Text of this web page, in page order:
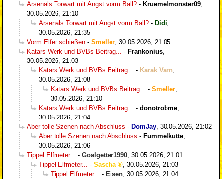
Arsenals Torwart mit Angst vorm Ball? - Kruemelmonster09,
30.05.2026, 21:10
Arsenals Torwart mit Angst vorm Ball? - Didi,
30.05.2026, 21:35
Vorm Elfer schießen - Smeller, 30.05.2026, 21:05
Katars Werk und BVBs Beitrag... - Frankonius,
30.05.2026, 21:03
Katars Werk und BVBs Beitrag... - Karak Varn,
30.05.2026, 21:08
Katars Werk und BVBs Beitrag... - Smeller,
30.05.2026, 21:10
Katars Werk und BVBs Beitrag... - donotrobme,
30.05.2026, 21:04
Aber tolle Szenen nach Abschluss - DomJay, 30.05.2026, 21:02
Aber tolle Szenen nach Abschluss - Fummelkutte,
30.05.2026, 21:06
Tippel Elfmeter... - Goalgetter1990, 30.05.2026, 21:01
Tippel Elfmeter... - Sascha , 30.05.2026, 21:03
Tippel Elfmeter... - Eisen, 30.05.2026, 21:04